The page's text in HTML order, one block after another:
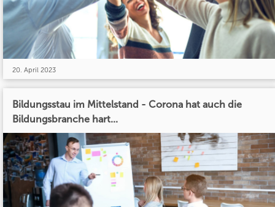
20. April 2023
Bildungsstau im Mittelstand - Corona hat auch die
Bildungsbranche hart...